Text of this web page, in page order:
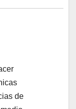
de